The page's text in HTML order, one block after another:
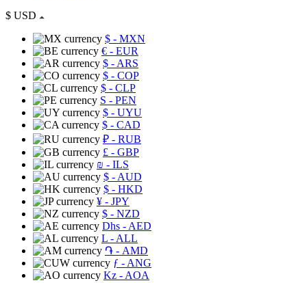
$ USD
$ - MXN
€ - EUR
$ - ARS
$ - COP
$ - CLP
S - PEN
$ - UYU
$ - CAD
₽ - RUB
£ - GBP
₪ - ILS
$ - AUD
$ - HKD
¥ - JPY
$ - NZD
Dhs - AED
L - ALL
֏ - AMD
ƒ - ANG
Kz - AOA